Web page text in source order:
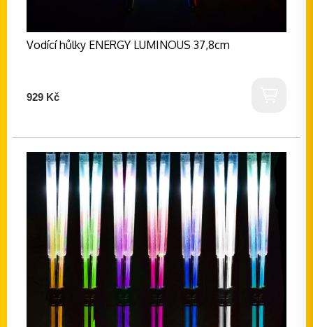
Vodící hůlky ENERGY LUMINOUS 37,8cm
929 Kč